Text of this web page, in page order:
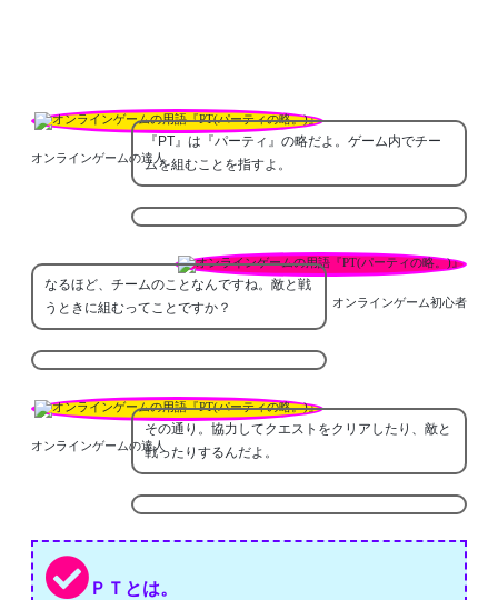
オンラインゲームの達人
『PT』は『パーティ』の略だよ。ゲーム内でチー
ムを組むことを指すよ。
オンラインゲーム初心者
なるほど、チームのことなんですね。敵と戦
うときに組むってことですか？
オンラインゲームの達人
その通り。協力してクエストをクリアしたり、敵と
戦ったりするんだよ。
ＰＴとは。